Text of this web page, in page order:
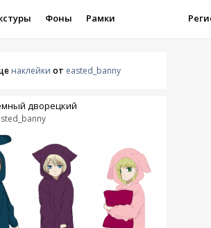
Фоны Рамки
наклейки от easted_banny
дворецкий